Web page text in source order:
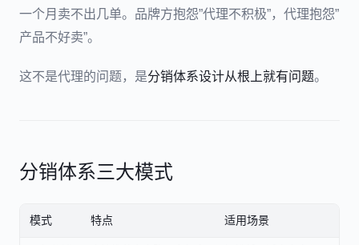
一个月卖不出几单。品牌方抱怨”代理不积极”，代理抱怨”
产品不好卖”。
这不是代理的问题，是分销体系设计从根上就有问题。
分销体系三大模式
模式 特点 适用场景